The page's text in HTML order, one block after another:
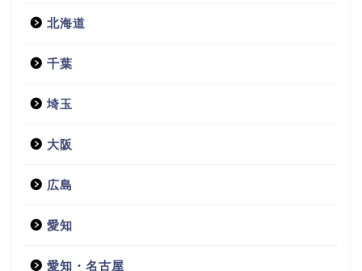
北海道
千葉
埼玉
大阪
広島
愛知
愛知・名古屋